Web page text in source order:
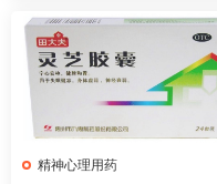
精神心理用药